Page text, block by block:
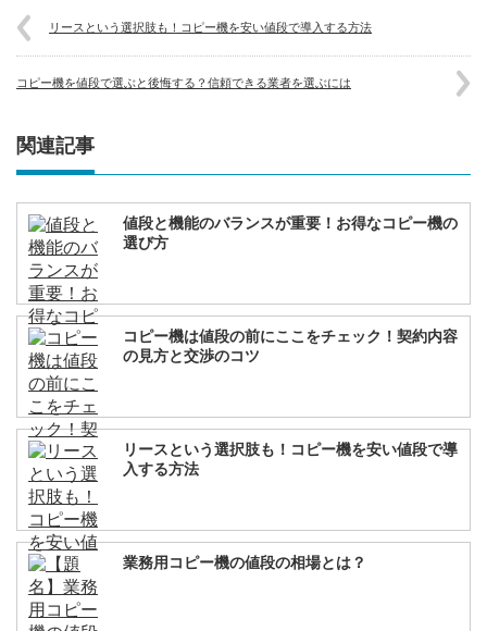
リースという選択肢も！コピー機を安い値段で導入する方法
コピー機を値段で選ぶと後悔する？信頼できる業者を選ぶには
関連記事
値段と機能のバランスが重要！お得なコピー機の
選び方
コピー機は値段の前にここをチェック！契約内容
の見方と交渉のコツ
リースという選択肢も！コピー機を安い値段で導
入する方法
業務用コピー機の値段の相場とは？